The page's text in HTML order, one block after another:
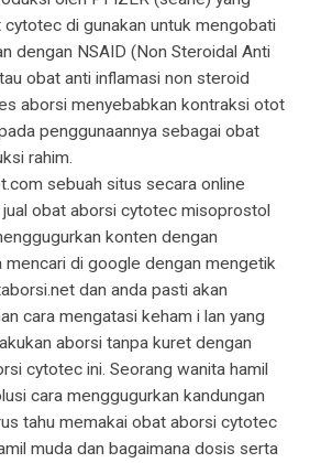
cytotec di gunakan untuk mengobati
dengan NSAID (Non Steroidal Anti
obat anti inflamasi non steroid
aborsi menyebabkan kontraksi otot
penggunaannya sebagai obat
rahim.
sebuah situs secara online
obat aborsi cytotec misoprostol
konten dengan
mencari di google dengan mengetik
dan anda pasti akan
cara mengatasi keham i lan yang
aborsi tanpa kuret dengan
cytotec ini. Seorang wanita hamil
cara menggugurkan kandungan
tahu memakai obat aborsi cytotec
muda dan bagaimana dosis serta